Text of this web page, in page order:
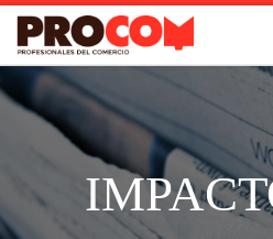
Saltar al contenido